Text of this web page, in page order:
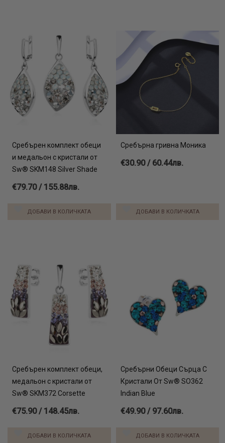
Сребърен комплект обеци
и медальон с кристали от
Sw® SKM148 Silver Shade
€79.70 / 155.88лв.
ДОБАВИ В КОЛИЧКАТА
Сребърна гривна Моника
€30.90 / 60.44лв.
ДОБАВИ В КОЛИЧКАТА
Сребърен комплект обеци,
медальон с кристали от
Sw® SKM372 Corsette
€75.90 / 148.45лв.
ДОБАВИ В КОЛИЧКАТА
Сребърни Обеци Сърца С
Кристали От Sw® SO362
Indian Blue
€49.90 / 97.60лв.
ДОБАВИ В КОЛИЧКАТА